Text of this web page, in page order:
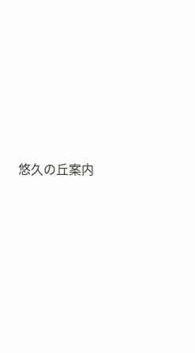
悠久の丘案内